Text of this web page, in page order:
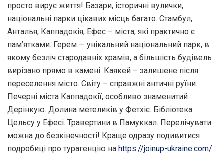
просто вирує життя! Базари, історичні вулички,
національні парки цікавих місць багато. Стамбул,
Анталья, Каппадокія, Ефес – міста, які практично є
пам’ятками. Герем — унікальний національний парк, в
якому безліч стародавніх храмів, а більшість будівель
вирізано прямо в камені. Каякей – залишене після
переселення місто. Світу – справжні античні руїни.
Печерні міста Каппадокії, особливо знаменитий
Дерінкую. Долина метеликів у Фетхіє. Бібліотека
Цельсу у Ефесі. Травертини в Памуккал. Перелічувати
можна до безкінечності! Краще одразу подивитися
подробиці про турагенцію на https://joinup-ukraine.com/